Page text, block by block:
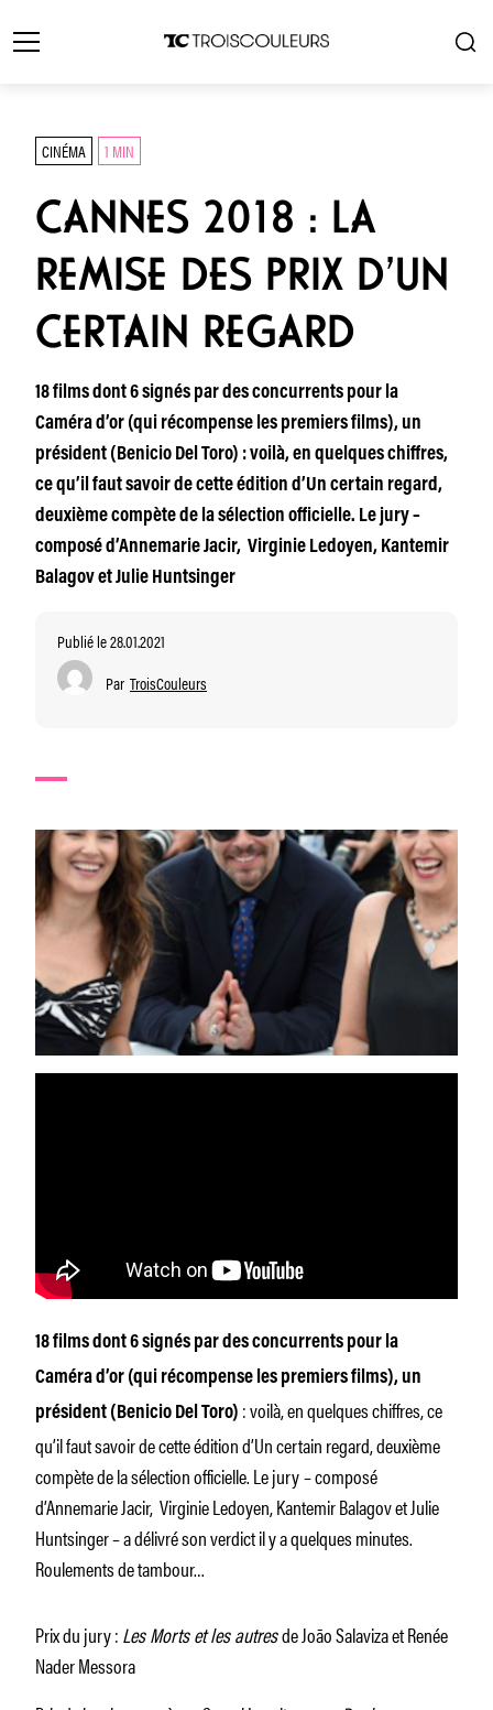
CINÉMA 1 MIN
CANNES 2018 : LA
REMISE DES PRIX D’UN
CERTAIN REGARD
18 films dont 6 signés par des concurrents pour la
Caméra d’or (qui récompense les premiers films), un
président (Benicio Del Toro) : voilà, en quelques chiffres,
ce qu’il faut savoir de cette édition d’Un certain regard,
deuxième compète de la sélection officielle. Le jury –
composé d’Annemarie Jacir, Virginie Ledoyen, Kantemir
Balagov et Julie Huntsinger
Publié le 28.01.2021
Par TroisCouleurs
18 films dont 6 signés par des concurrents pour la
Caméra d’or (qui récompense les premiers films), un
président (Benicio Del Toro) : voilà, en quelques chiffres, ce
qu’il faut savoir de cette édition d’Un certain regard, deuxième
compète de la sélection officielle. Le jury– composé
d’Annemarie Jacir, Virginie Ledoyen, Kantemir Balagov et Julie
Huntsinger – a délivré son verdict il y a quelques minutes.
Roulements de tambour…
Prix du jury :Les Morts et les autresde João Salaviza et Renée
Nader Messora